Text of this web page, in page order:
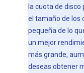
la cuota de disco
el tamaño de los
pequeña de lo
un mejor
más grande,
deseas obtener